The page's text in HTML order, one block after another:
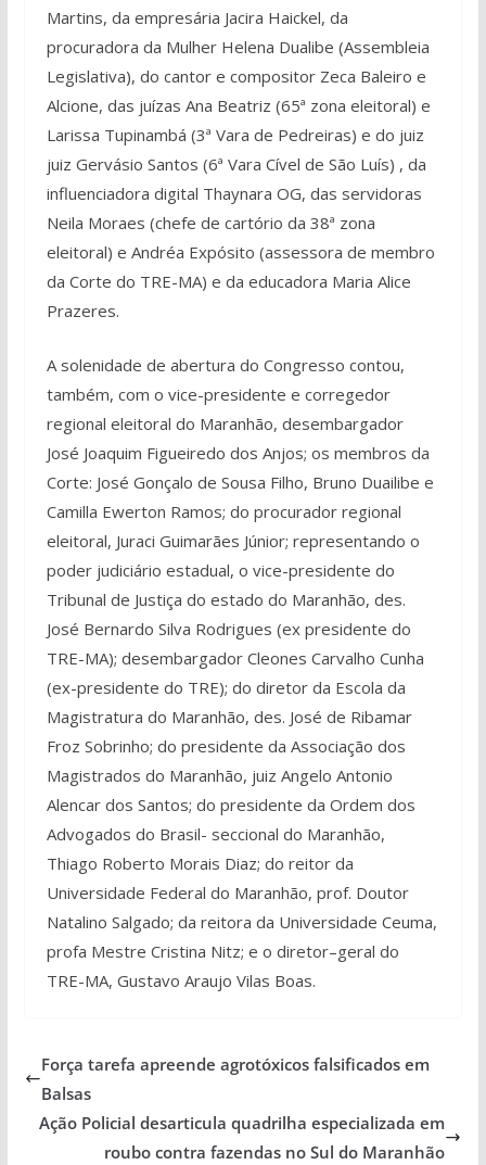
Martins, da empresária Jacira Haickel, da
procuradora da Mulher Helena Dualibe (Assembleia
Legislativa), do cantor e compositor Zeca Baleiro e
Alcione, das juízas Ana Beatriz (65ª zona eleitoral) e
Larissa Tupinambá (3ª Vara de Pedreiras) e do juiz
juiz Gervásio Santos (6ª Vara Cível de São Luís) , da
influenciadora digital Thaynara OG, das servidoras
Neila Moraes (chefe de cartório da 38ª zona
eleitoral) e Andréa Expósito (assessora de membro
da Corte do TRE-MA) e da educadora Maria Alice
Prazeres.
A solenidade de abertura do Congresso contou,
também, com o vice-presidente e corregedor
regional eleitoral do Maranhão, desembargador
José Joaquim Figueiredo dos Anjos; os membros da
Corte: José Gonçalo de Sousa Filho, Bruno Duailibe e
Camilla Ewerton Ramos; do procurador regional
eleitoral, Juraci Guimarães Júnior; representando o
poder judiciário estadual, o vice-presidente do
Tribunal de Justiça do estado do Maranhão, des.
José Bernardo Silva Rodrigues (ex presidente do
TRE-MA); desembargador Cleones Carvalho Cunha
(ex-presidente do TRE); do diretor da Escola da
Magistratura do Maranhão, des. José de Ribamar
Froz Sobrinho; do presidente da Associação dos
Magistrados do Maranhão, juiz Angelo Antonio
Alencar dos Santos; do presidente da Ordem dos
Advogados do Brasil- seccional do Maranhão,
Thiago Roberto Morais Diaz; do reitor da
Universidade Federal do Maranhão, prof. Doutor
Natalino Salgado; da reitora da Universidade Ceuma,
profa Mestre Cristina Nitz; e o diretor–geral do
TRE-MA, Gustavo Araujo Vilas Boas.
Força tarefa apreende agrotóxicos falsificados em
Balsas
Ação Policial desarticula quadrilha especializada em
roubo contra fazendas no Sul do Maranhão